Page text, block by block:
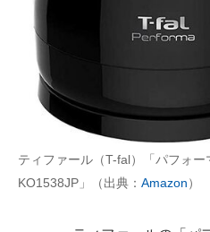
ティファール（T-fal）「パフォ
KO1538JP」（出典： Amazon）